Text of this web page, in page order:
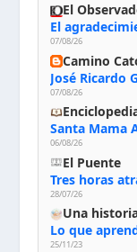
El
07/08/26
Camino
07/08/26
06/08/26
El Puente
Tres horas
28/07/26
Una
Lo que
25/11/23